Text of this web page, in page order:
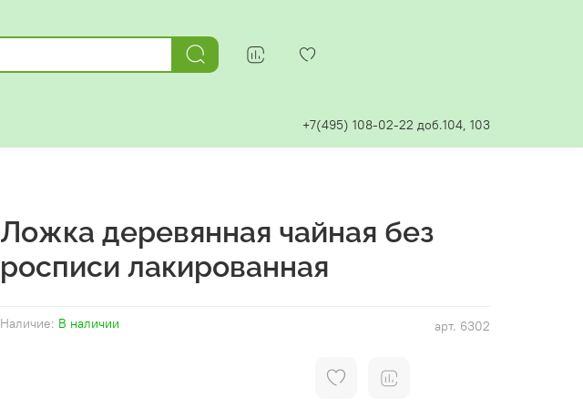
+7(495) 108-02-22 доб.104, 103
арт. 6302
Наличие: В наличии
Ложка деревянная чайная без
росписи лакированная